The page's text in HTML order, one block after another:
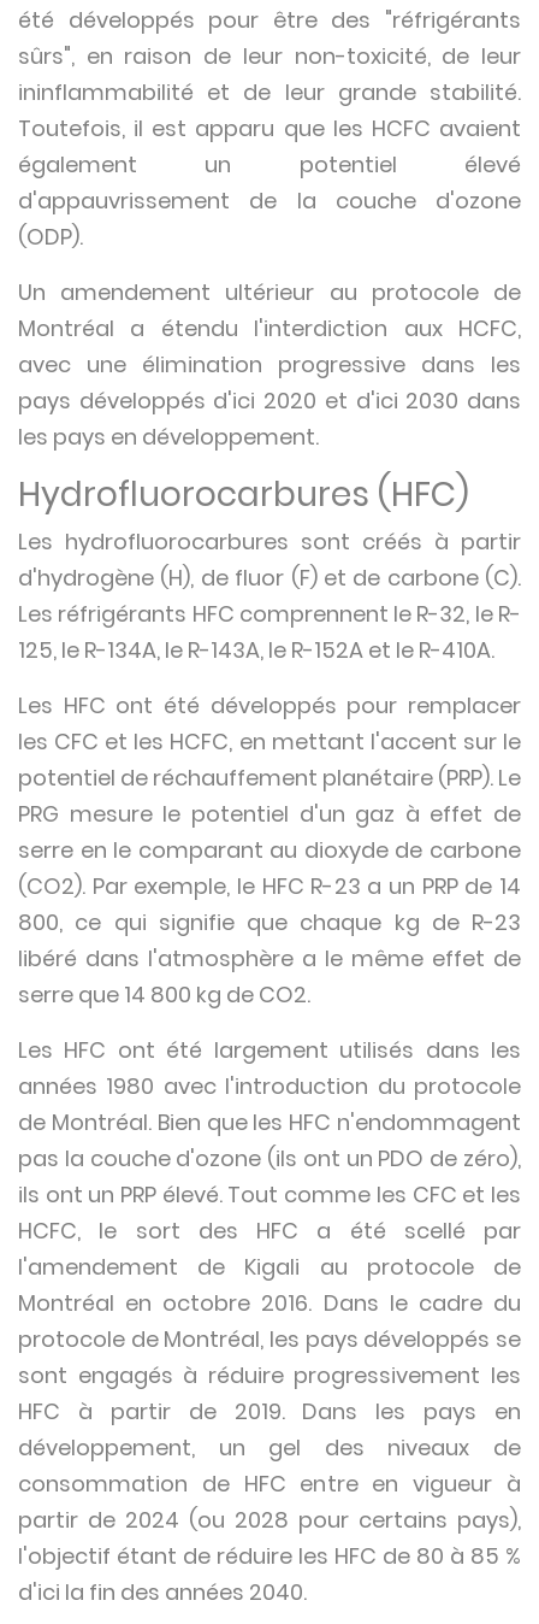
été développés pour être des "réfrigérants
sûrs", en raison de leur non-toxicité, de leur
ininflammabilité et de leur grande stabilité.
Toutefois, il est apparu que les HCFC avaient
également un potentiel élevé
d'appauvrissement de la couche d'ozone
(ODP).
Un amendement ultérieur au protocole de
Montréal a étendu l'interdiction aux HCFC,
avec une élimination progressive dans les
pays développés d'ici 2020 et d'ici 2030 dans
les pays en développement.
Hydrofluorocarbures (HFC)
Les hydrofluorocarbures sont créés à partir
d'hydrogène (H), de fluor (F) et de carbone (C).
Les réfrigérants HFC comprennent le R-32, le R-
125, le R-134A, le R-143A, le R-152A et le R-410A.
Les HFC ont été développés pour remplacer
les CFC et les HCFC, en mettant l'accent sur le
potentiel de réchauffement planétaire (PRP). Le
PRG mesure le potentiel d'un gaz à effet de
serre en le comparant au dioxyde de carbone
(CO2). Par exemple, le HFC R-23 a un PRP de 14
800, ce qui signifie que chaque kg de R-23
libéré dans l'atmosphère a le même effet de
serre que 14 800 kg de CO2.
Les HFC ont été largement utilisés dans les
années 1980 avec l'introduction du protocole
de Montréal. Bien que les HFC n'endommagent
pas la couche d'ozone (ils ont un PDO de zéro),
ils ont un PRP élevé. Tout comme les CFC et les
HCFC, le sort des HFC a été scellé par
l'amendement de Kigali au protocole de
Montréal en octobre 2016. Dans le cadre du
protocole de Montréal, les pays développés se
sont engagés à réduire progressivement les
HFC à partir de 2019. Dans les pays en
développement, un gel des niveaux de
consommation de HFC entre en vigueur à
partir de 2024 (ou 2028 pour certains pays),
l'objectif étant de réduire les HFC de 80 à 85 %
d'ici la fin des années 2040.